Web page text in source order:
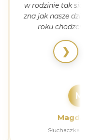
w rodzinie tak się
zna jak nasze
roku
M
Słuchaczka
❯